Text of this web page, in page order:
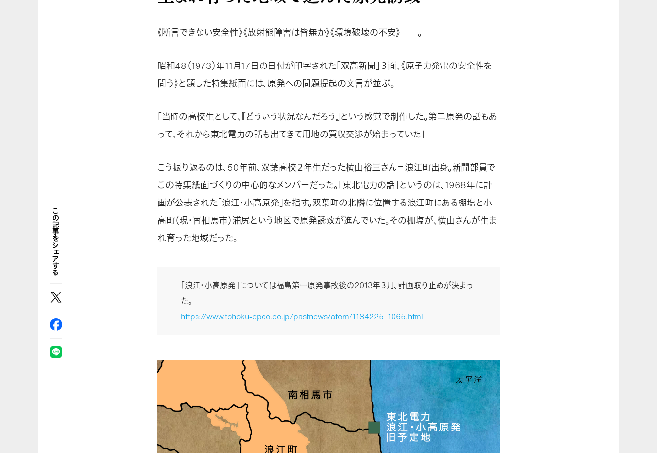
《断言できない安全性》《放射能障害は皆無か》《環境破壊の不安》――。
昭和48（1973）年11月17日の日付が印字された「双高新聞」３面、《原子力発電の安全性を
問う》と題した特集紙面には、原発への問題提起の文言が並ぶ。
「当時の高校生として、『どういう状況なんだろう』という感覚で制作した。第二原発の話もあ
って、それから東北電力の話も出てきて用地の買収交渉が始まっていた」
こう振り返るのは、50年前、双葉高校２年生だった横山裕三さん＝浪江町出身。新聞部員で
この特集紙面づくりの中心的なメンバーだった。「東北電力の話」というのは、1968年に計
画が公表された「浪江・小高原発」を指す。双葉町の北隣に位置する浪江町にある棚塩と小
高町（現・南相馬市）浦尻という地区で原発誘致が進んでいた。その棚塩が、横山さんが生ま
れ育った地域だった。
「浪江・小高原発」については福島第一原発事故後の2013年３月、計画取り止めが決まっ
た。
https://www.tohoku-epco.co.jp/pastnews/atom/1184225_1065.html
この記事をシェアする